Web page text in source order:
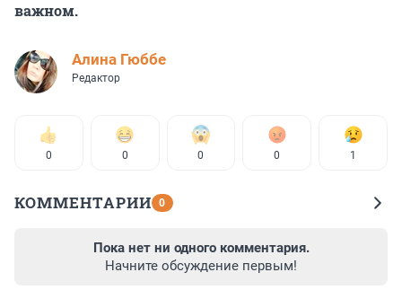
важном.
Алина Гюббе
Редактор
0 0 0 0 1
КОММЕНТАРИИ 0
Пока нет ни одного комментария.
Начните обсуждение первым!